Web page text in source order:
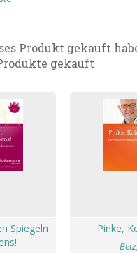
Produkt gekauft
gekauft
Spiegeln
Pinke,